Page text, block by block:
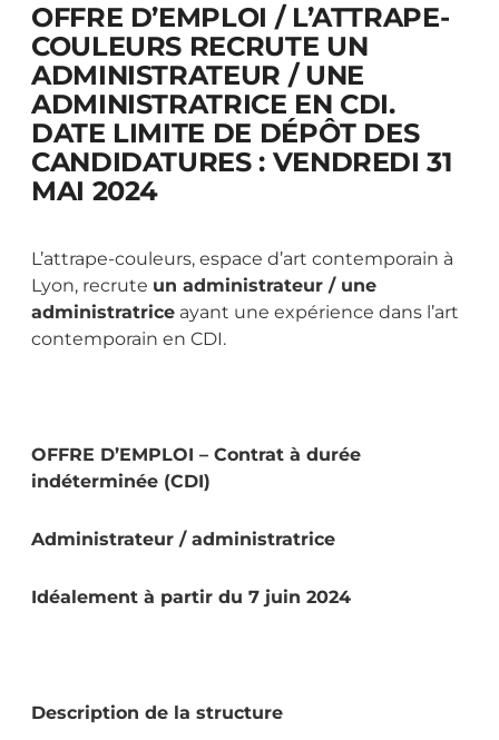
OFFRE D’EMPLOI / L’ATTRAPE-
COULEURS RECRUTE UN
ADMINISTRATEUR / UNE
ADMINISTRATRICE EN CDI.
DATE LIMITE DE DÉPÔT DES
CANDIDATURES : VENDREDI 31
MAI 2024
L’attrape-couleurs, espace d’art contemporain à
Lyon, recrute un administrateur / une
administratrice ayant une expérience dans l’art
contemporain en CDI.
OFFRE D’EMPLOI – Contrat à durée
indéterminée (CDI)
Administrateur / administratrice
Idéalement à partir du 7 juin 2024
Description de la structure